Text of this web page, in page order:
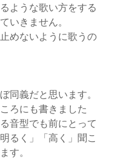
ような歌い方をする
いきません。
めないように歌うの
同義だと思います。
ろにも書きました
音型でも前にとって
るく」「高く」聞こ
す。